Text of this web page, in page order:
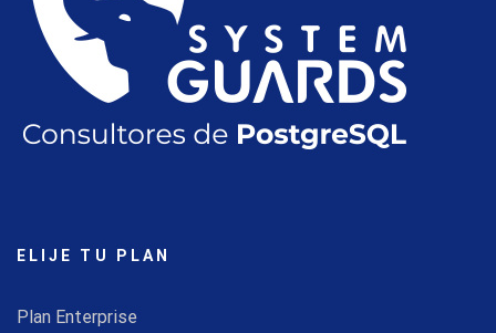
ELIJE TU PLAN
Plan Enterprise